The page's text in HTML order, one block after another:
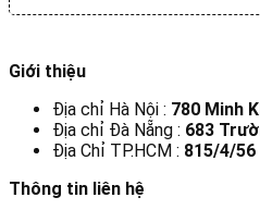
Giới thiệu
Địa chỉ Hà Nội : 780 Minh
Địa chỉ Đà Nẵng : 683
Địa Chỉ TP.HCM : 815/4/56
Thông tin liên hệ